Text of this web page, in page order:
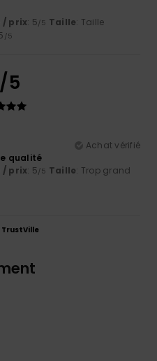
/ prix: 5/5 Taille: Taille
/5
/5
Achat vérifié
qualité
/ prix: 5/5 Taille: Trop grand
TrustVille